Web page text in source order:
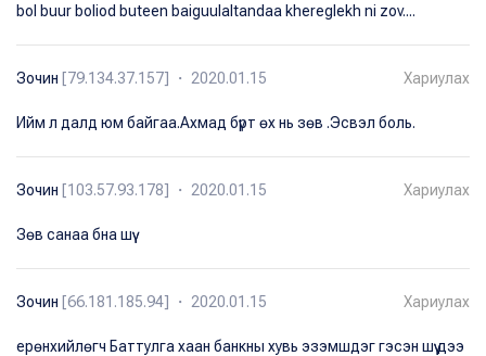
bol buur boliod buteen baiguulaltandaa khereglekh ni zov....
Зочин [79.134.37.157] ・ 2020.01.15 Хариулах
Ийм л далд юм байгаа.Ахмад бүрт өх нь зөв .Эсвэл боль.
Зочин [103.57.93.178] ・ 2020.01.15 Хариулах
Зөв санаа бна шүү
Зочин [66.181.185.94] ・ 2020.01.15 Хариулах
ерөнхийлөгч Баттулга хаан банкны хувь эзэмшдэг гэсэн шүү дээ